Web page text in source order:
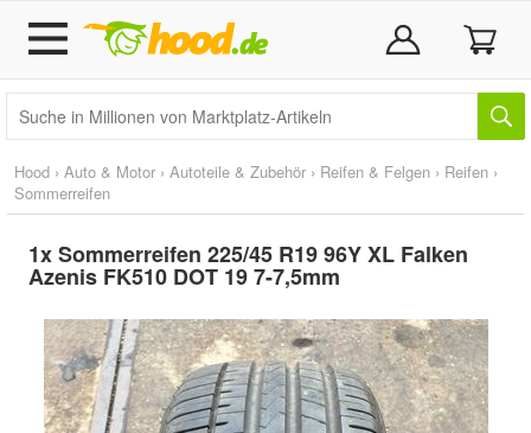
Hood › Auto & Motor › Autoteile & Zubehör › Reifen & Felgen › Reifen ›
Sommerreifen
1x Sommerreifen 225/45 R19 96Y XL Falken
Azenis FK510 DOT 19 7-7,5mm